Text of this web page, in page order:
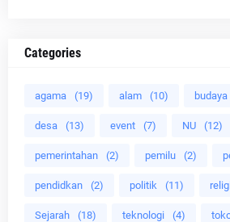
Categories
agama (19) alam (10) budaya
desa (13) event (7) NU (12)
pemerintahan (2) pemilu (2)
pendidkan (2) politik (11)
Sejarah (18) teknologi (4)